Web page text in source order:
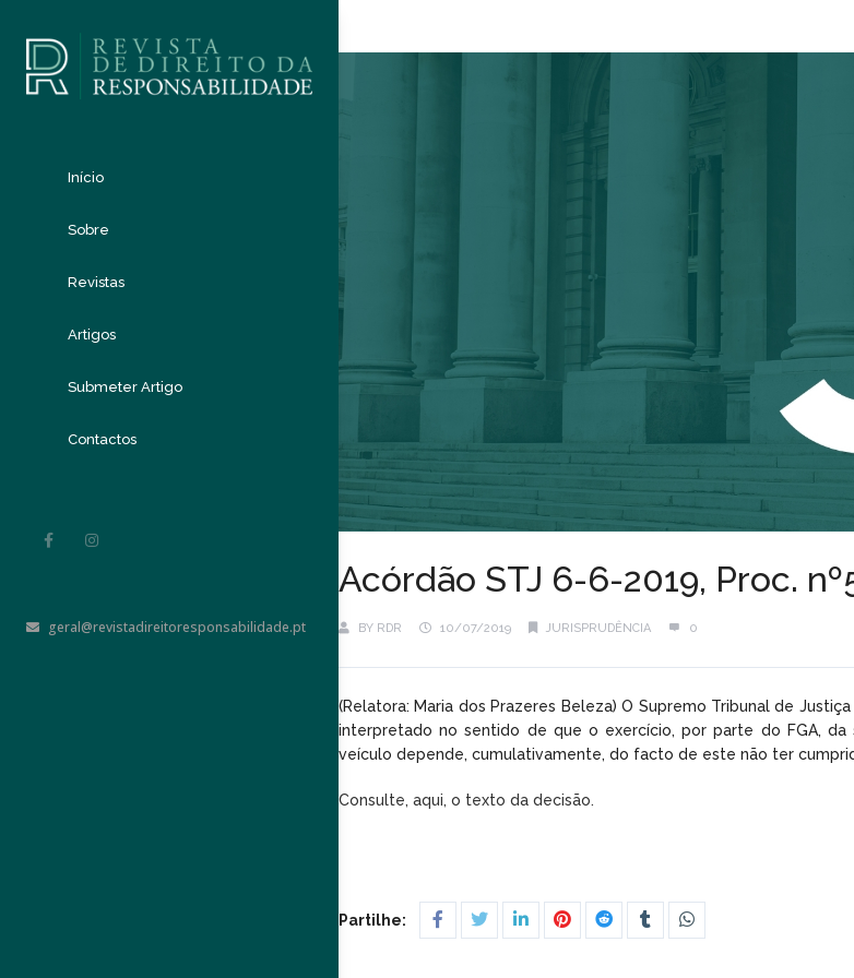
Início
Sobre
Revistas
Artigos
Submeter Artigo
Contactos
geral@revistadireitoresponsabilidade.pt
Acórdão STJ 6-6-2019, Proc.
BY RDR 10/07/2019 JURISPRUDÊNCIA 0
(Relatora: Maria dos Prazeres Beleza) O Supremo Tribunal de
interpretado no sentido de que o exercício, por parte do FGA,
veículo depende, cumulativamente, do facto de este não ter
Consulte, aqui, o texto da decisão.
Partilhe: